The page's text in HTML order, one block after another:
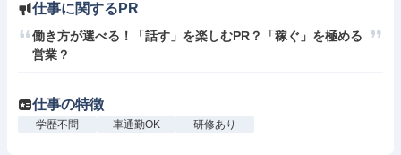
仕事に関するPR
働き方が選べる！「話す」を楽しむPR？「稼ぐ」を極める
営業？
仕事の特徴
学歴不問 車通勤OK 研修あり